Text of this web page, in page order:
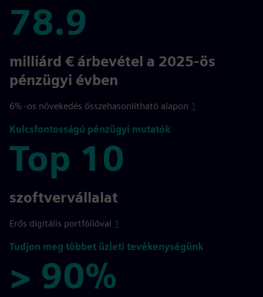
78.9
78.9
milliárd € árbevétel a 2025-ös
pénzügyi évben
6% -os növekedés összehasonlítható alapon 1
Kulcsfontosságú pénzügyi mutatók
Top 10
Top 10
szoftvervállalat
Erős digitális portfólióval 1
Tudjon meg többet üzleti tevékenységünk
> 90%